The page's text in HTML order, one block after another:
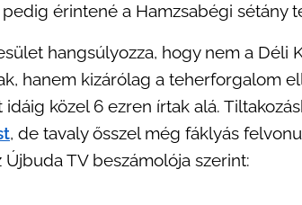
érintené a Hamzsabégi sétány
hangsúlyozza, hogy nem a Déli
hanem kizárólag a teherforgalom
idáig közel 6 ezren írtak alá.
, de tavaly ősszel még fáklyás
TV beszámolója szerint: